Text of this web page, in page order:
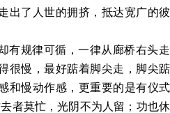
出了人世的拥挤，抵达宽广的彼
有规律可循，一律从廊桥右头走
很慢，最好踮着脚尖走，脚尖踮
和慢动作感，更重要的是有仪式
者莫忙，光阴不为人留；功也休